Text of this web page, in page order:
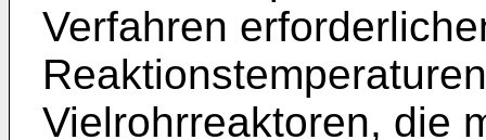
Verfahren
Vielrohrreaktoren, die